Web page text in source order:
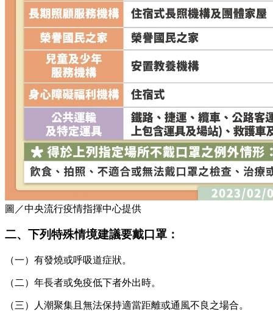
圖／中央流行疫情指揮中心提供
二、下列特殊情境建議要戴口罩：
（一）有發燒或呼吸道症狀。
（二）年長者或免疫低下者外出時。
（三）人潮聚集且無法保持適當距離或通風不良之場合。